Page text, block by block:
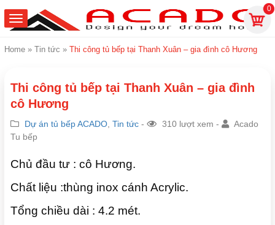
0
Home » Tin tức » Thi công tủ bếp tại Thanh Xuân – gia đình cô Hương
Thi công tủ bếp tại Thanh Xuân – gia đình
cô Hương
Dự án tủ bếp ACADO Tin tức - 310 lượt xem -
Acado
Tu bếp
Chủ đầu tư : cô Hương.
Chất liệu :thùng inox cánh Acrylic.
Tổng chiều dài : 4.2 mét.